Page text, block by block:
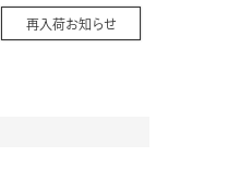
再入荷お知らせ